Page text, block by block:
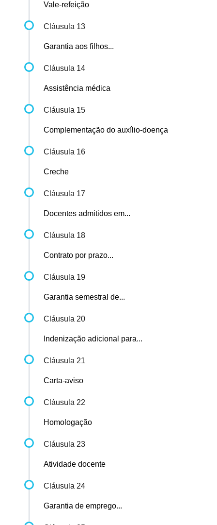
Vale-refeição
Cláusula 13
Garantia aos filhos...
Cláusula 14
Assistência médica
Cláusula 15
Complementação do auxílio-doença
Cláusula 16
Creche
Cláusula 17
Docentes admitidos em...
Cláusula 18
Contrato por prazo...
Cláusula 19
Garantia semestral de...
Cláusula 20
Indenização adicional para...
Cláusula 21
Carta-aviso
Cláusula 22
Homologação
Cláusula 23
Atividade docente
Cláusula 24
Garantia de emprego...